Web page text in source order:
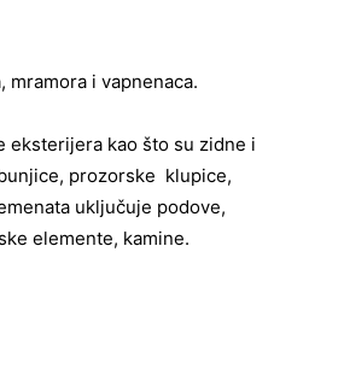
i vapnenaca.
kao što su zidne i
prozorske klupice,
uključuje podove,
elemente, kamine.